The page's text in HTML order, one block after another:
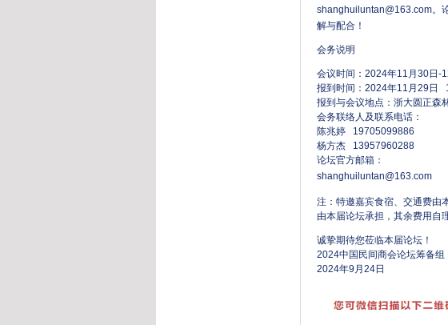
shanghuiluntan@163.com。
解与配合！
会务说明
会议时间：2024年11月30日-
报到时间：2024年11月29日
报到与会议地点：浙大圆正森
会务联络人及联系电话：
陈兆婷 19705099886
杨方杰 13957960288
论坛官方邮箱：
shanghuiluntan@163.com
注：特邀嘉宾食宿、交通费由
由本届论坛承担，其余费用自
诚挚期待您莅临本届论坛！
2024中国民间商会论坛筹备组
2024年9月24日